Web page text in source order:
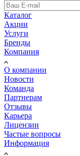
Каталог
Акции
Услуги
Бренды
Компания
О компании
Новости
Команда
Партнерам
Отзывы
Карьера
Лицензии
Частые вопросы
Информация